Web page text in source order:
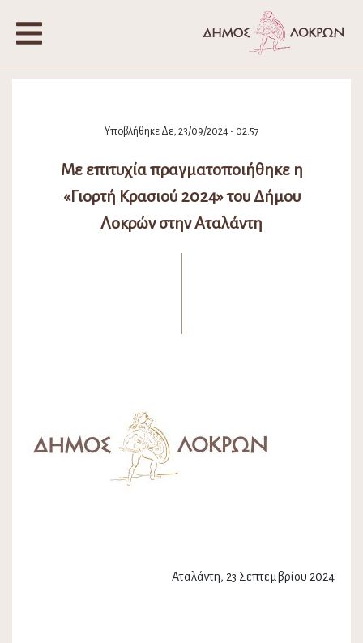
Υποβλήθηκε Δε, 23/09/2024 - 02:57
Με επιτυχία πραγματοποιήθηκε η
«Γιορτή Κρασιού 2024» του Δήμου
Λοκρών στην Αταλάντη
Αταλάντη, 23 Σεπτεμβρίου 2024